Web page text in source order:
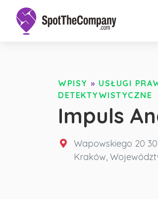
WPISY » USŁUGI
DETEKTYWISTYCZNE
Impuls
Wapowskiego 20
Kraków,